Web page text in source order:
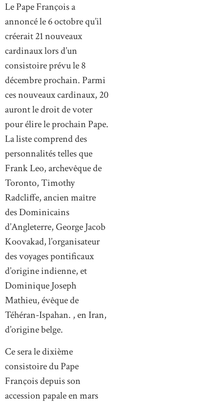
Le Pape François a
annoncé le 6 octobre qu’il
créerait 21 nouveaux
cardinaux lors d’un
consistoire prévu le 8
décembre prochain. Parmi
ces nouveaux cardinaux, 20
auront le droit de voter
pour élire le prochain Pape.
La liste comprend des
personnalités telles que
Frank Leo, archevêque de
Toronto, Timothy
Radcliffe, ancien maître
des Dominicains
d’Angleterre, George Jacob
Koovakad, l’organisateur
des voyages pontificaux
d’origine indienne, et
Dominique Joseph
Mathieu, évêque de
Téhéran-Ispahan. , en Iran,
d’origine belge.
Ce sera le dixième
consistoire du Pape
François depuis son
accession papale en mars